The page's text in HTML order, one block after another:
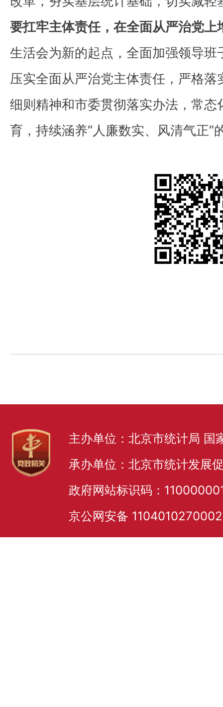
要扛牢主体责任，在全面从严治党上
生活会为新的起点，全面加强领导
压实全面从严治党主体责任，严格
细则精神和市委贯彻落实办法，常
育，持续涵养“人廉数实、风清气正”
主办单位：北京市统计局 国
承办单位：北京市统计发展
政府网站标识码：
京公网安备